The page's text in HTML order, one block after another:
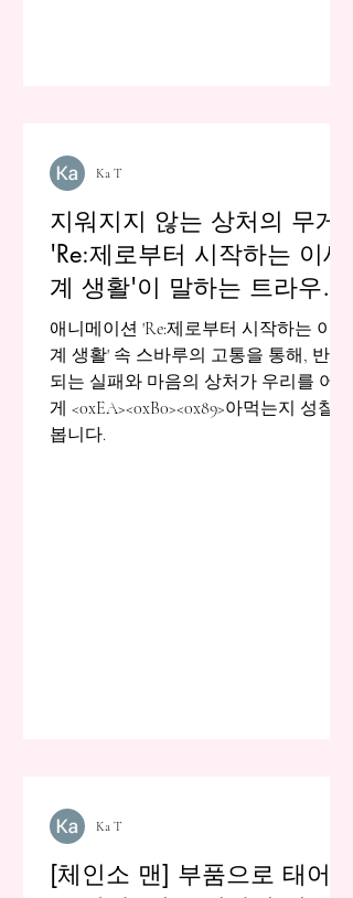
지워지지 않는 상처의 무게:
'Re:제로부터 시작하는 이세
계 생활'이 말하는 트라우마
의 실체
애니메이션 'Re:제로부터 시작하는 이세
계 생활' 속 스바루의 고통을 통해, 반복
되는 실패와 마음의 상처가 우리를 어떻
게 <0xEA><0xB0><0x89>아먹는지 성찰해
봅니다.
Ka T
[체인소 맨] 부품으로 태어난
Ka T